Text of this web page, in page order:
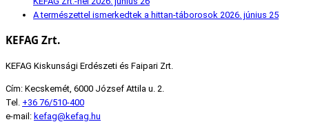
A természettel ismerkedtek a hittan-táborosok 2026. június 25
KEFAG Zrt.
KEFAG Kiskunsági Erdészeti és Faipari Zrt.
Cím: Kecskemét, 6000 József Attila u. 2.
Tel. +36 76/510-400
e-mail: kefag@kefag.hu